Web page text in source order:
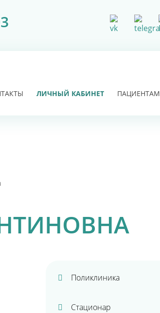
ЛИЧНЫЙ КАБИНЕТ ПАЦИЕНТАМ
Поликлиника
Стационар